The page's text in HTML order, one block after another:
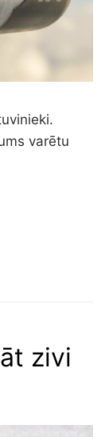
varētu
zivi